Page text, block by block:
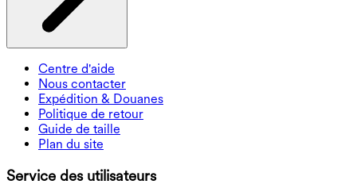
Centre d'aide
Nous contacter
Expédition & Douanes
Politique de retour
Guide de taille
Plan du site
Service des utilisateurs